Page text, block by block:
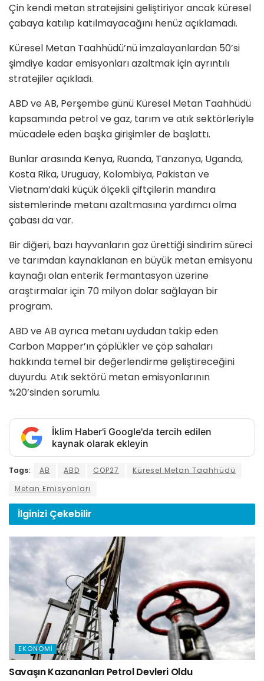
Çin kendi metan stratejisini geliştiriyor ancak küresel
çabaya katılıp katılmayacağını henüz açıklamadı.
Küresel Metan Taahhüdü’nü imzalayanlardan 50’si
şimdiye kadar emisyonları azaltmak için ayrıntılı
stratejiler açıkladı.
ABD ve AB, Perşembe günü Küresel Metan Taahhüdü
kapsamında petrol ve gaz, tarım ve atık sektörleriyle
mücadele eden başka girişimler de başlattı.
Bunlar arasında Kenya, Ruanda, Tanzanya, Uganda,
Kosta Rika, Uruguay, Kolombiya, Pakistan ve
Vietnam’daki küçük ölçekli çiftçilerin mandıra
sistemlerinde metanı azaltmasına yardımcı olma
çabası da var.
Bir diğeri, bazı hayvanların gaz ürettiği sindirim süreci
ve tarımdan kaynaklanan en büyük metan emisyonu
kaynağı olan enterik fermantasyon üzerine
araştırmalar için 70 milyon dolar sağlayan bir
program.
ABD ve AB ayrıca metanı uydudan takip eden
Carbon Mapper’ın çöplükler ve çöp sahaları
hakkında temel bir değerlendirme geliştireceğini
duyurdu. Atık sektörü metan emisyonlarının
%20’sinden sorumlu.
İklim Haber'i Google'da tercih edilen
kaynak olarak ekleyin
Tags: AB ABD COP27
Küresel Metan Taahhüdü
Metan Emisyonları
İlginizi Çekebilir
EKONOMI
Savaşın Kazananları Petrol Devleri Oldu